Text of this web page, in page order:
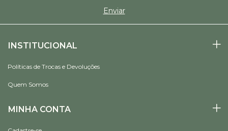
INSTITUCIONAL
Políticas de Trocas e Devoluções
Quem Somos
MINHA CONTA